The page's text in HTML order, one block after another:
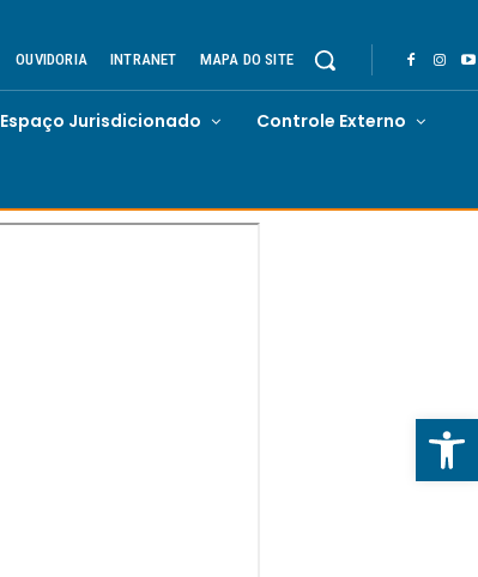
Abrir
OUVIDORIA INTRANET MAPA DO SITE
Espaço Jurisdicionado Controle Externo